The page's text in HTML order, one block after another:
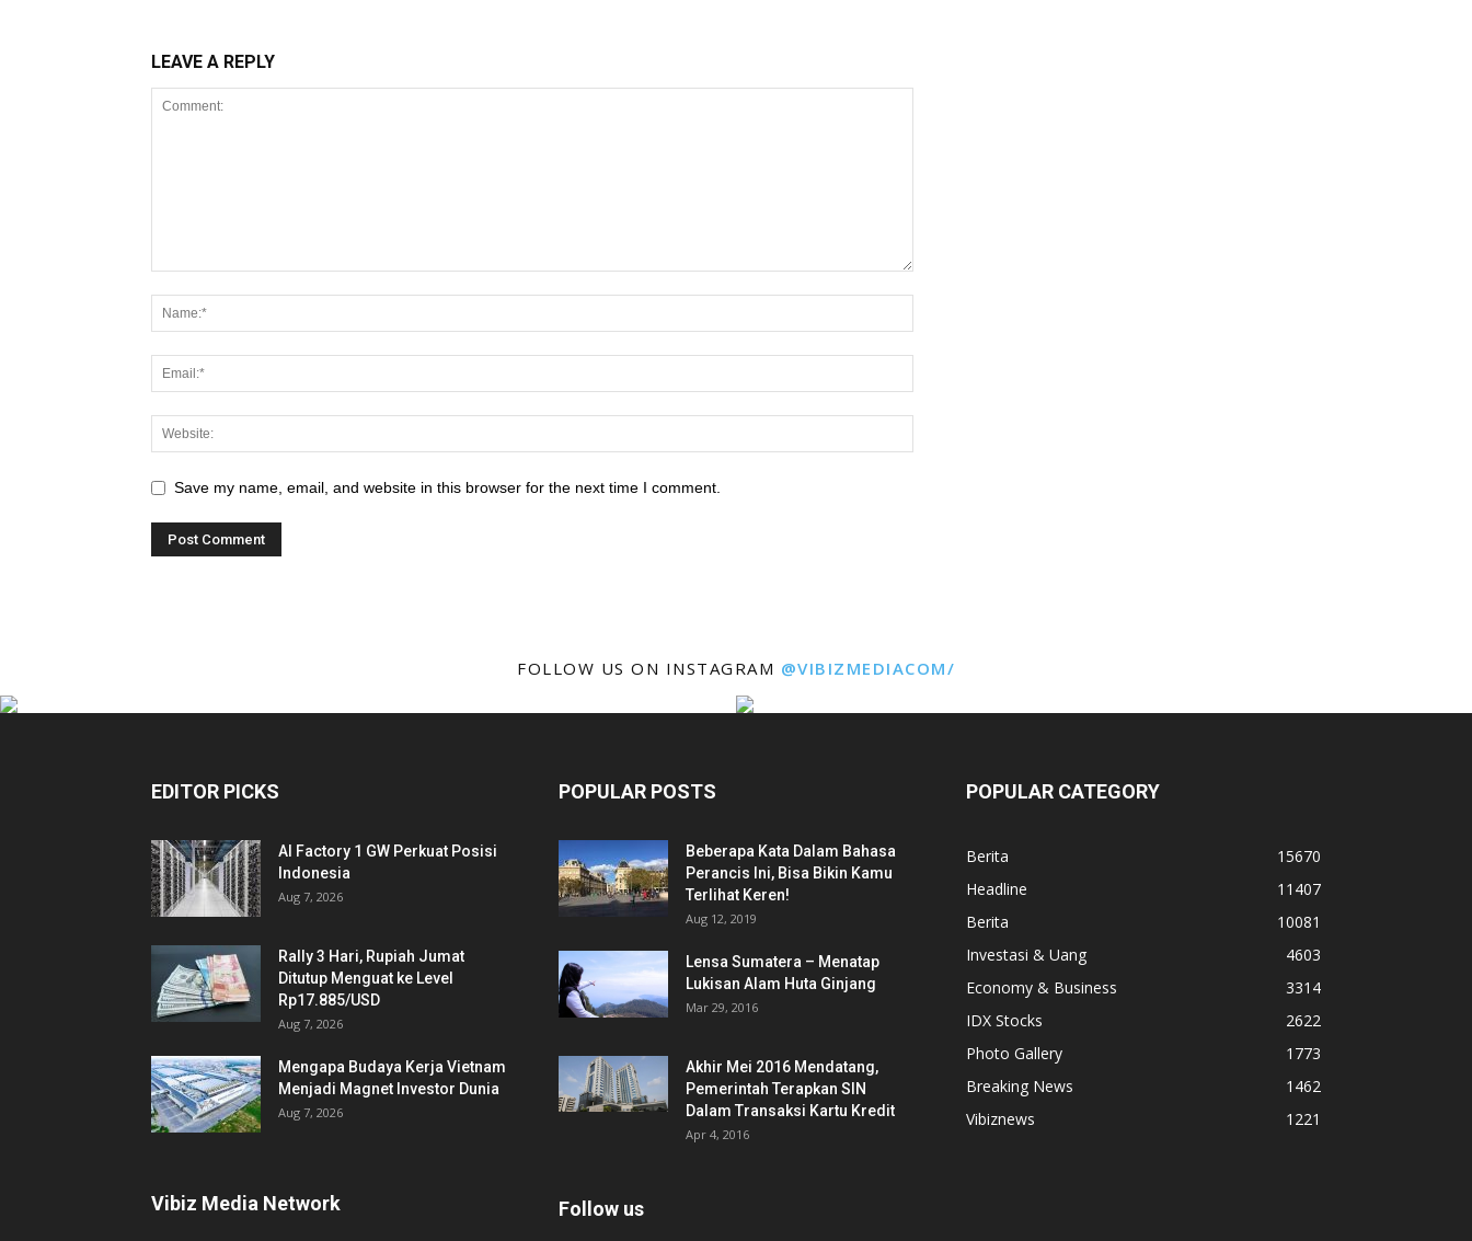
LEAVE A REPLY
Save my name, email, and website in this browser for the next time I comment.
FOLLOW US ON INSTAGRAM @VIBIZMEDIACOM/
EDITOR PICKS
AI Factory 1 GW Perkuat Posisi
Indonesia
Aug 7, 2026
Rally 3 Hari, Rupiah Jumat
Ditutup Menguat ke Level
Rp17.885/USD
Aug 7, 2026
Mengapa Budaya Kerja Vietnam
Menjadi Magnet Investor Dunia
Aug 7, 2026
Vibiz Media Network
POPULAR POSTS
Beberapa Kata Dalam Bahasa
Perancis Ini, Bisa Bikin Kamu
Terlihat Keren!
Aug 12, 2019
Lensa Sumatera – Menatap
Lukisan Alam Huta Ginjang
Mar 29, 2016
Akhir Mei 2016 Mendatang,
Pemerintah Terapkan SIN
Dalam Transaksi Kartu Kredit
Apr 4, 2016
Follow us
POPULAR CATEGORY
Berita
15670
Headline
11407
Berita
10081
Investasi & Uang
4603
Economy & Business
3314
IDX Stocks
2622
Photo Gallery
1773
Breaking News
1462
Vibiznews
1221